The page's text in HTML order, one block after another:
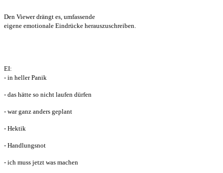
Den Viewer drängt es, umfassende
eigene emotionale Eindrücke herauszuschreiben.
EI:
- in heller Panik
- das hätte so nicht laufen dürfen
- war ganz anders geplant
- Hektik
- Handlungsnot
- ich muss jetzt was machen